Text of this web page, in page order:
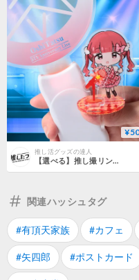
推し活グッズの達人
関連ハッシュタグ
#有頂天家族 #カフェ
#矢四郎 #ポストカード